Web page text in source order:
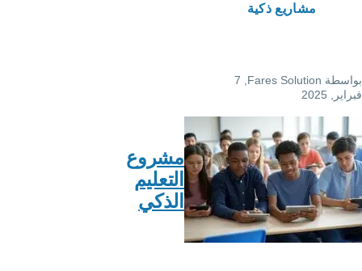
مشاريع ذكية
Fares Solution
, 7
2025
مشروع
التعليم
الذكي